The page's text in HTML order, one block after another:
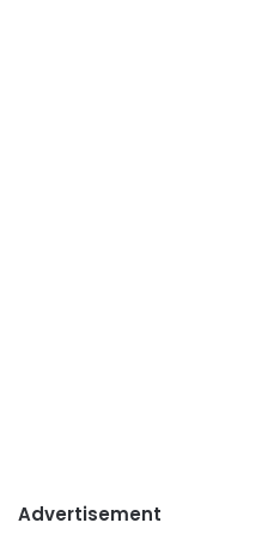
Advertisement